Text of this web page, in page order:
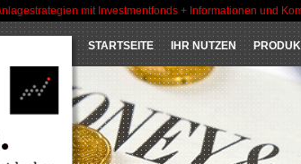
mit Investmentfonds + Informationen und
STARTSEITE IHR NUTZEN